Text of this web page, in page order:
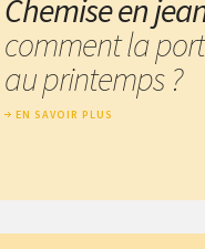
Chemise en
comment la
au printemps ?
EN SAVOIR PLUS